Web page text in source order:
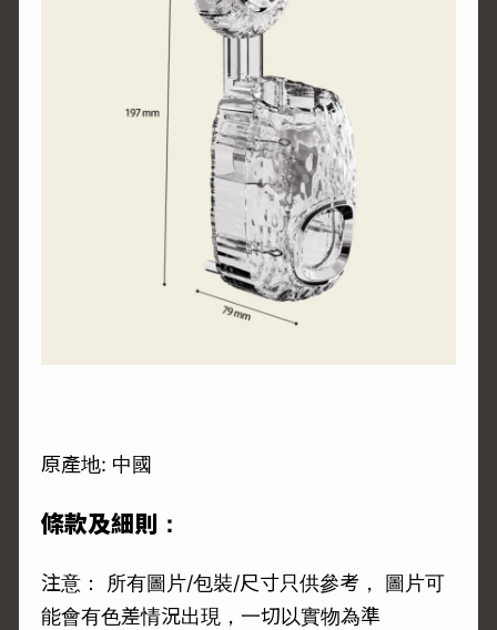
原產地: 中國
條款及細則：
注意： 所有圖片/包裝/尺寸只供參考， 圖片可
能會有色差情況出現，一切以實物為準